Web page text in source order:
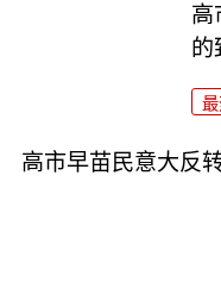
高
的
高市早苗民意大反